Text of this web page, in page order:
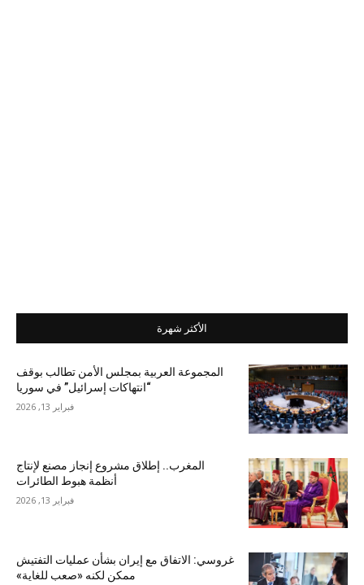
الأكثر شهرة
المجموعة العربية بمجلس الأمن تطالب بوقف
“انتهاكات إسرائيل” في سوريا
فبراير 13, 2026
المغرب.. إطلاق مشروع إنجاز مصنع لإنتاج
أنظمة هبوط الطائرات
فبراير 13, 2026
غروسي: الاتفاق مع إيران بشأن عمليات التفتيش
ممكن لكنه «صعب للغاية»